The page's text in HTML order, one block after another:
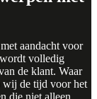
aandacht voor
volledig
de klant. Waar
wij de tijd voor het
die niet alleen